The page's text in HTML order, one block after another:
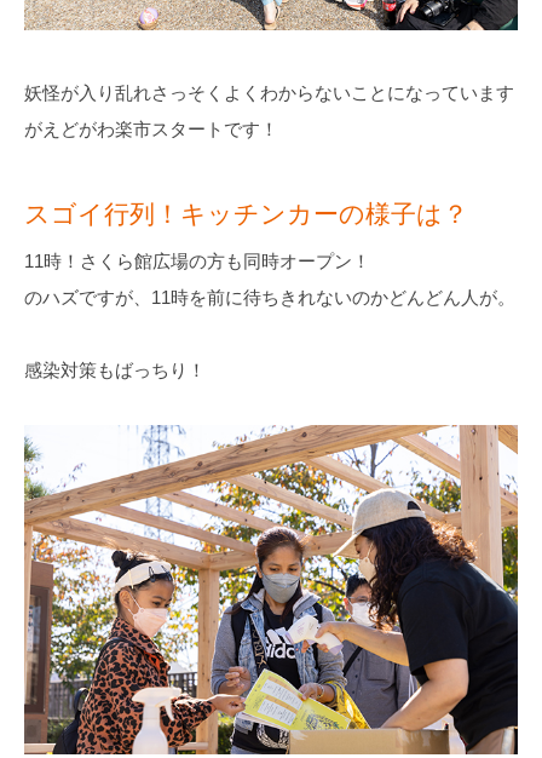
妖怪が入り乱れさっそくよくわからないことになっています
がえどがわ楽市スタートです！
スゴイ行列！キッチンカーの様子は？
11時！さくら館広場の方も同時オープン！
のハズですが、11時を前に待ちきれないのかどんどん人が。
感染対策もばっちり！